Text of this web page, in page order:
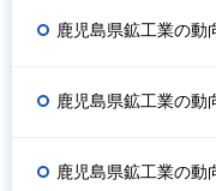
鹿児島県鉱工業の動
鹿児島県鉱工業の動
鹿児島県鉱工業の動